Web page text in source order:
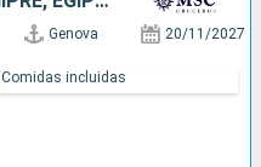
Genova 20/11/2027
Comidas incluidas